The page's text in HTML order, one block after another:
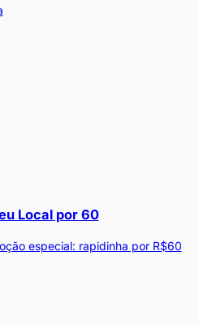
Local por 60
especial: rapidinha por R$60